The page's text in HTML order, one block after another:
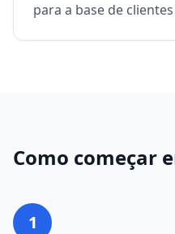
para a base de
Como começar
1